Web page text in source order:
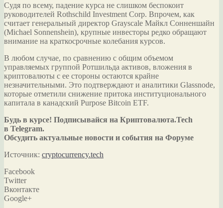
Судя по всему, падение курса не слишком беспокоит
руководителей Rothschild Investment Corp. Впрочем, как
считает генеральный директор Grayscale Майкл Сонненшайн
(Michael Sonnenshein), крупные инвесторы редко обращают
внимание на краткосрочные колебания курсов.
В любом случае, по сравнению с общим объемом
управляемых группой Ротшильда активов, вложения в
криптовалюты с ее стороны остаются крайне
незначительными. Это подтверждают и аналитики Glassnode,
которые отметили снижение притока институционального
капитала в канадский Purpose Bitcoin ETF.
Будь в курсе! Подписывайся на Криптовалюта.Tech
в Telegram.
Обсудить актуальные новости и события на Форуме
Источник: cryptocurrency.tech
Facebook
Twitter
Вконтакте
Google+